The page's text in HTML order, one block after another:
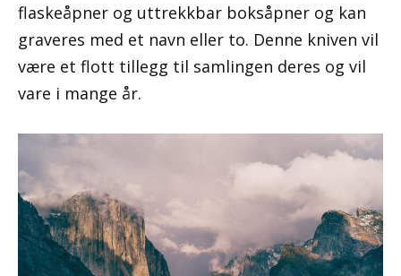
flaskeåpner og uttrekkbar boksåpner og kan
graveres med et navn eller to. Denne kniven vil
være et flott tillegg til samlingen deres og vil
vare i mange år.